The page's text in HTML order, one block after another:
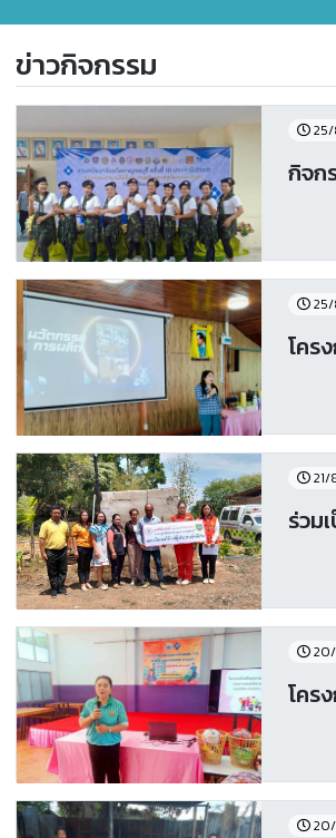
ข่าวกิจกรรม
25/
กิจก
25/
โคร
21/
ร่วม
โคร